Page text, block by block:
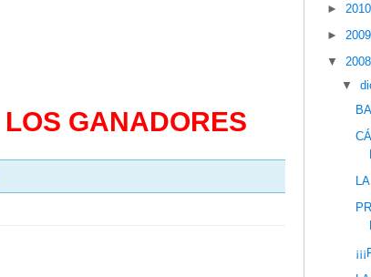
LOS GANADORES
►
►
▼
▼